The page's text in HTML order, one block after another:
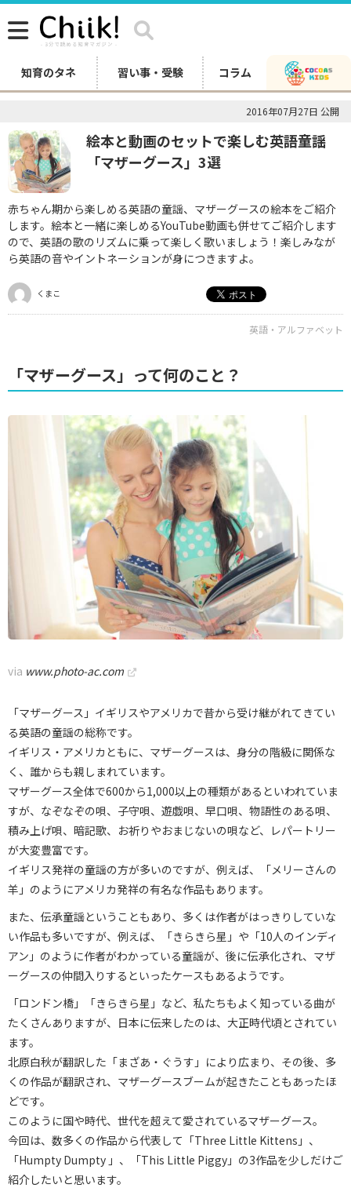
知育のタネ 習い事・受験 コラム
2016年07月27日 公開
絵本と動画のセットで楽しむ英語童謡
「マザーグース」3選
赤ちゃん期から楽しめる英語の童謡、マザーグースの絵本をご紹介
します。絵本と一緒に楽しめるYouTube動画も併せてご紹介します
ので、英語の歌のリズムに乗って楽しく歌いましょう！楽しみなが
ら英語の音やイントネーションが身につきますよ。
くまこ
英語・アルファベット
「マザーグース」って何のこと？
via www.photo-ac.com
「マザーグース」イギリスやアメリカで昔から受け継がれてきてい
る英語の童謡の総称です。
イギリス・アメリカともに、マザーグースは、身分の階級に関係な
く、誰からも親しまれています。
マザーグース全体で600から1,000以上の種類があるといわれていま
すが、なぞなぞの唄、子守唄、遊戯唄、早口唄、物語性のある唄、
積み上げ唄、暗記歌、お祈りやおまじないの唄など、レパートリー
が大変豊富です。
イギリス発祥の童謡の方が多いのですが、例えば、「メリーさんの
羊」のようにアメリカ発祥の有名な作品もあります。
また、伝承童謡ということもあり、多くは作者がはっきりしていな
い作品も多いですが、例えば、「きらきら星」や「10人のインディ
アン」のように作者がわかっている童謡が、後に伝承化され、マザ
ーグースの仲間入りするといったケースもあるようです。
「ロンドン橋」「きらきら星」など、私たちもよく知っている曲が
たくさんありますが、日本に伝来したのは、大正時代頃とされてい
ます。
北原白秋が翻訳した「まざあ・ぐうす」により広まり、その後、多
くの作品が翻訳され、マザーグースブームが起きたこともあったほ
どです。
このように国や時代、世代を超えて愛されているマザーグース。
今回は、数多くの作品から代表して「Three Little Kittens」、
「Humpty Dumpty 」、「This Little Piggy」の3作品を少しだけご
紹介したいと思います。